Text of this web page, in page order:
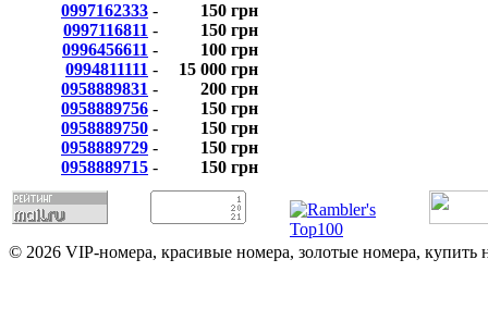
0997162333 -
150 грн
0997116811 -
150 грн
0996456611 -
100 грн
0994811111 -
15 000 грн
0958889831 -
200 грн
0958889756 -
150 грн
0958889750 -
150 грн
0958889729 -
150 грн
0958889715 - 150 грн
© 2026 VIP-номера, красивые номера, золотые номера,